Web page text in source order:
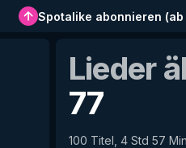
Spotalike abonnieren (ab
Lieder
77
100 Titel, 4 Std 57